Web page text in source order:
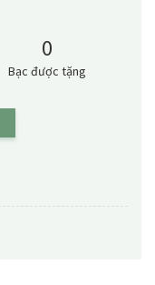
0
Bạc được tặng